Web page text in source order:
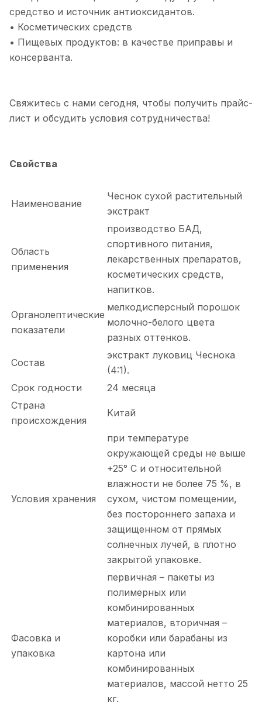
средство и источник антиоксидантов.
• Косметических средств
• Пищевых продуктов: в качестве приправы и
консерванта.
Свяжитесь с нами сегодня, чтобы получить прайс-
лист и обсудить условия сотрудничества!
Свойства
Наименование
Чеснок сухой растительный
экстракт
Область
применения
производство БАД,
спортивного питания,
лекарственных препаратов,
косметических средств,
напитков.
Органолептические
показатели
мелкодисперсный порошок
молочно-белого цвета
разных оттенков.
Состав
экстракт луковиц Чеснока
(4:1).
Срок годности
24 месяца
Страна
происхождения
Китай
Условия хранения
при температуре
окружающей среды не выше
+25° С и относительной
влажности не более 75 %, в
сухом, чистом помещении,
без постороннего запаха и
защищенном от прямых
солнечных лучей, в плотно
закрытой упаковке.
Фасовка и
упаковка
первичная – пакеты из
полимерных или
комбинированных
материалов, вторичная –
коробки или барабаны из
картона или
комбинированных
материалов, массой нетто 25
кг.